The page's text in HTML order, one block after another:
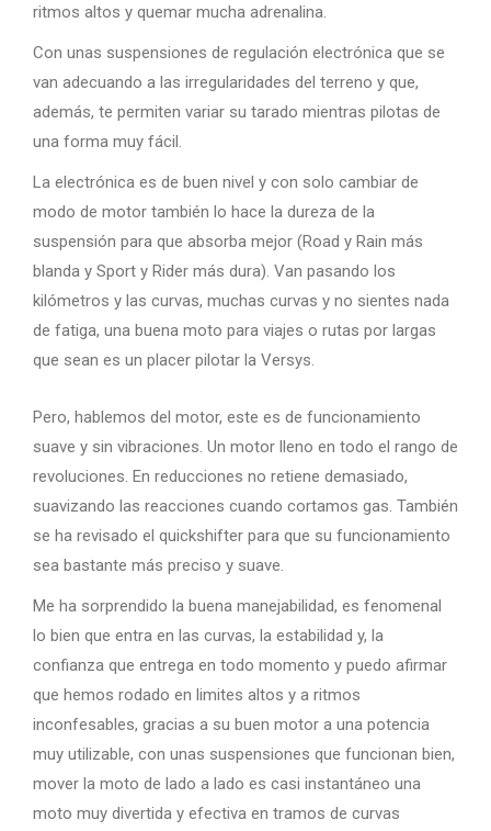
ritmos altos y quemar mucha adrenalina.
Con unas suspensiones de regulación electrónica que se
van adecuando a las irregularidades del terreno y que,
además, te permiten variar su tarado mientras pilotas de
una forma muy fácil.
La electrónica es de buen nivel y con solo cambiar de
modo de motor también lo hace la dureza de la
suspensión para que absorba mejor (Road y Rain más
blanda y Sport y Rider más dura). Van pasando los
kilómetros y las curvas, muchas curvas y no sientes nada
de fatiga, una buena moto para viajes o rutas por largas
que sean es un placer pilotar la Versys.
Pero, hablemos del motor, este es de funcionamiento
suave y sin vibraciones. Un motor lleno en todo el rango de
revoluciones. En reducciones no retiene demasiado,
suavizando las reacciones cuando cortamos gas. También
se ha revisado el quickshifter para que su funcionamiento
sea bastante más preciso y suave.
Me ha sorprendido la buena manejabilidad, es fenomenal
lo bien que entra en las curvas, la estabilidad y, la
confianza que entrega en todo momento y puedo afirmar
que hemos rodado en limites altos y a ritmos
inconfesables, gracias a su buen motor a una potencia
muy utilizable, con unas suspensiones que funcionan bien,
mover la moto de lado a lado es casi instantáneo una
moto muy divertida y efectiva en tramos de curvas